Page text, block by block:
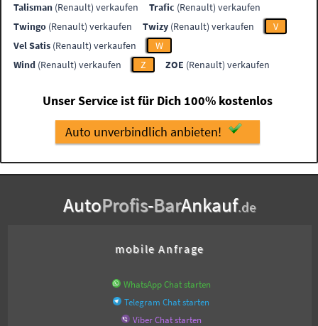
Talisman (Renault) verkaufen Trafic (Renault) verkaufen
Twingo (Renault) verkaufen Twizy (Renault) verkaufen
V
Vel Satis (Renault) verkaufen
W
Wind (Renault) verkaufen Z ZOE (Renault) verkaufen
Unser Service ist für Dich 100% kostenlos
Auto unverbindlich anbieten!
AutoProfis-BarAnkauf.de
mobile Anfrage
WhatsApp Chat starten
Telegram Chat starten
Viber Chat starten